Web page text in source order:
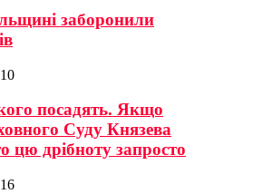
заборонили
посадять. Якщо
Суду Князева
цю дрібноту запросто